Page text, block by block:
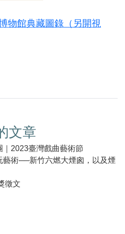
物館典藏圖錄（另開視
文章
｜2023臺灣戲曲藝術節
藝術──新竹六燃大煙囪，以及煙
徵文